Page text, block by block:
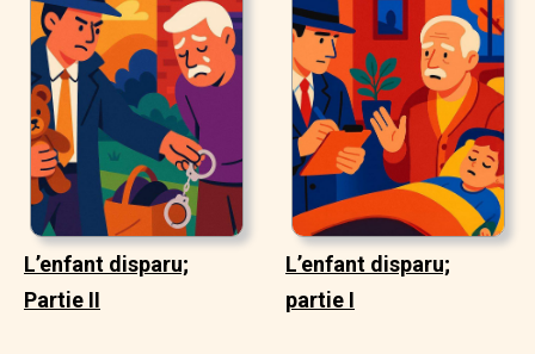
L’enfant disparu;
Partie II
L’enfant disparu;
partie I